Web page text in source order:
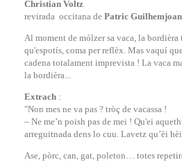
Christian Voltz
revirada occitana de Patric Guilhemjoan
Al moment de mólzer sa vaca, la bordièra
qu'espotís, coma per reflèx. Mas vaquí
cadena totalament imprevista ! La vaca
la bordièra...
Extrach :
"Non mes ne va pas ? tròç de vacassa !
– Ne me’n poish pas de mei ! Qu'ei
arreguitnada dens lo cuu. Lavetz qu’èi
Ase, pòrc, can, gat, poleton… totes